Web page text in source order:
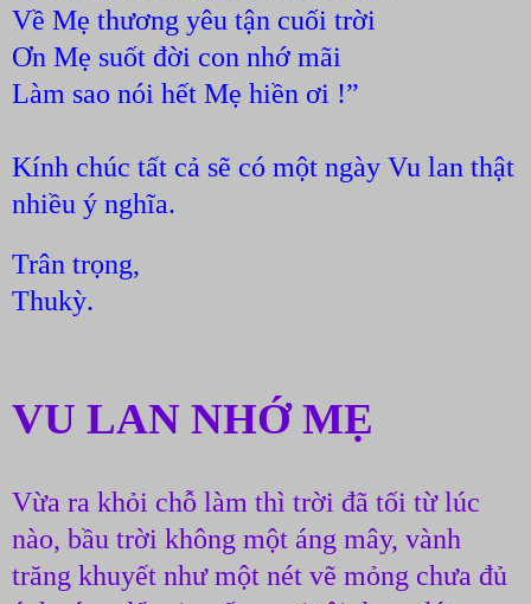
Về Mẹ thương yêu tận cuối trời
Ơn Mẹ suốt đời con nhớ mãi
Làm sao nói hết Mẹ hiền ơi !”
Kính chúc tất cả sẽ có một ngày Vu lan thật
nhiều ý nghĩa.
Trân trọng,
Thukỳ.
VU LAN NHỚ MẸ
Vừa ra khỏi chỗ làm thì trời đã tối từ lúc
nào, bầu trời không một áng mây, vành
trăng khuyết như một nét vẽ mỏng chưa đủ